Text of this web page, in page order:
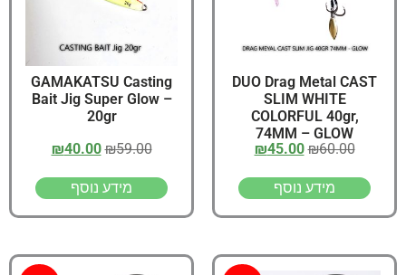
DUO Drag Metal CAST
SLIM WHITE
COLORFUL 40gr,
74MM – GLOW
₪60.00
₪45.00
מידע נוסף
GAMAKATSU Casting
Bait Jig Super Glow –
20gr
₪59.00
₪40.00
מידע נוסף